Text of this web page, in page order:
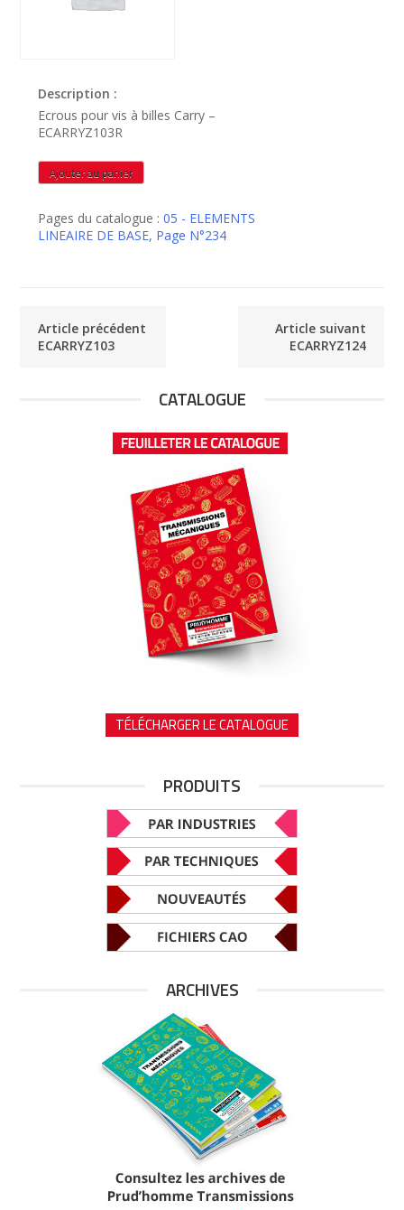
Description :
Ecrous pour vis à billes Carry –
ECARRYZ103R
quantité
de
Ajouter au panier
Pages du catalogue :05 - ELEMENTS
LINEAIRE DE BASE, Page N°234
Article précédent
ECARRYZ103
Article suivant
ECARRYZ124
CATALOGUE
TÉLÉCHARGER LE CATALOGUE
PRODUITS
ARCHIVES